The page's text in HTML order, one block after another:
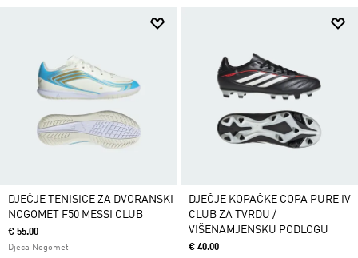
DJEČJE TENISICE ZA DVORANSKI
NOGOMET F50 MESSI CLUB
€ 55.00
Djeca Nogomet
DJEČJE KOPAČKE COPA PURE IV
CLUB ZA TVRDU /
VIŠENAMJENSKU PODLOGU
€ 40.00